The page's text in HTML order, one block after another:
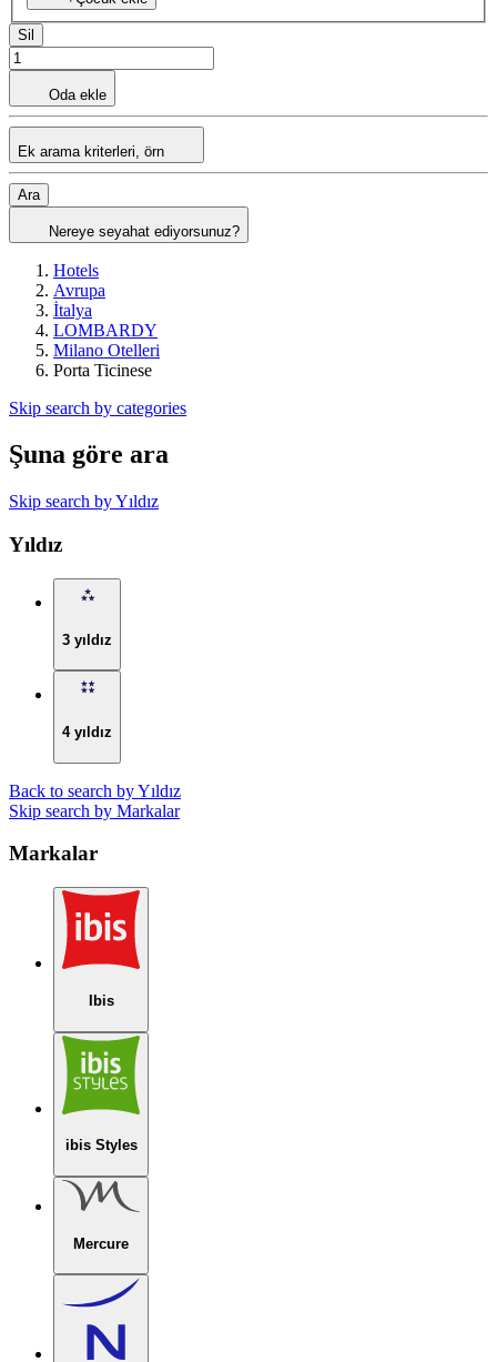
Sil
Oda ekle
Ek arama kriterleri, örn
Ara
Nereye seyahat ediyorsunuz?
Hotels
Avrupa
İtalya
LOMBARDY
Milano Otelleri
Porta Ticinese
Skip search by categories
Şuna göre ara
Skip search by Yıldız
Yıldız
3 yıldız
4 yıldız
Back to search by Yıldız
Skip search by Markalar
Markalar
Ibis
ibis Styles
Mercure